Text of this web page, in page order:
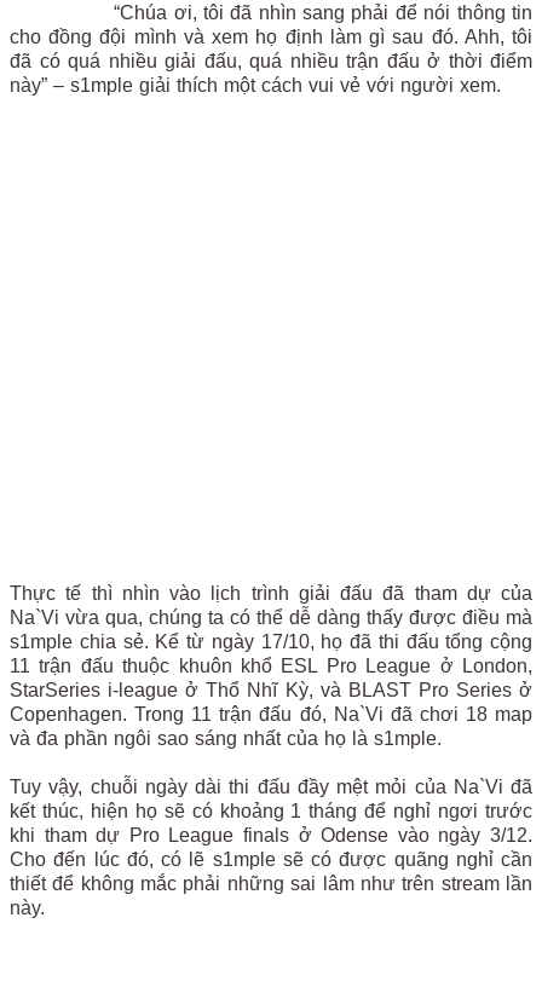
“Chúa ơi, tôi đã nhìn sang phải để nói thông tin
cho đồng đội mình và xem họ định làm gì sau đó. Ahh, tôi
đã có quá nhiều giải đấu, quá nhiều trận đấu ở thời điểm
này” – s1mple giải thích một cách vui vẻ với người xem.
Thực tế thì nhìn vào lịch trình giải đấu đã tham dự của
Na`Vi vừa qua, chúng ta có thể dễ dàng thấy được điều mà
s1mple chia sẻ. Kể từ ngày 17/10, họ đã thi đấu tổng cộng
11 trận đấu thuộc khuôn khổ ESL Pro League ở London,
StarSeries i-league ở Thổ Nhĩ Kỳ, và BLAST Pro Series ở
Copenhagen. Trong 11 trận đấu đó, Na`Vi đã chơi 18 map
và đa phần ngôi sao sáng nhất của họ là s1mple.
Tuy vậy, chuỗi ngày dài thi đấu đầy mệt mỏi của Na`Vi đã
kết thúc, hiện họ sẽ có khoảng 1 tháng để nghỉ ngơi trước
khi tham dự Pro League finals ở Odense vào ngày 3/12.
Cho đến lúc đó, có lẽ s1mple sẽ có được quãng nghỉ cần
thiết để không mắc phải những sai lâm như trên stream lần
này.